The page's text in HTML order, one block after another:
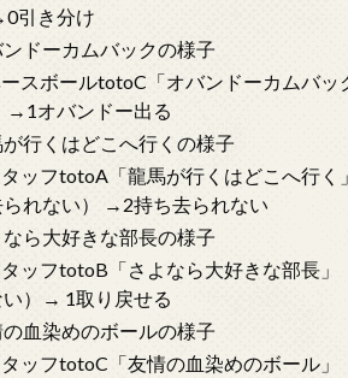
引き分け
ンドーカムバックの様子
スボールtotoC「オバンドーカムバ
→1オバンドー出る
が行くはどこへ行くの様子
ッフtotoA「龍馬が行くはどこへ行
られない） →2持ち去られない
なら大好きな部長の様子
ッフtotoB「さよなら大好きな部長
い）→ 1取り戻せる
の血染めのボールの様子
ッフtotoC「友情の血染めのボール